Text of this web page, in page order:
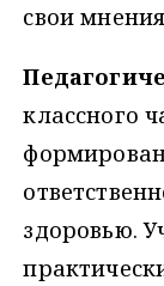
свои
классного
здоровью.